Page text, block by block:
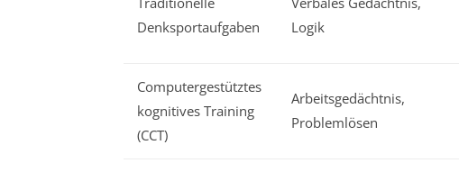
Denksportaufgaben
Logik
Computergestütztes
kognitives Training
(CCT)
Arbeitsgedächtnis,
Problemlösen